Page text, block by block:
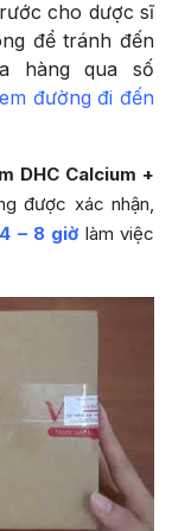
cho dược sĩ
để tránh đến
hàng qua số
đường đi đến
DHC Calcium +
được xác nhận,
4 – 8 giờ làm việc